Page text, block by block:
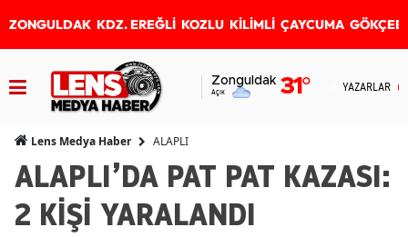
ZONGULDAK KDZ. EREĞLİ KOZLU KİLİMLİ ÇAYCUMA
Zonguldak
Açık 31° YAZARLAR
Lens Medya Haber ALAPLI
ALAPLI’DA PAT PAT KAZASI:
2 KİŞİ YARALANDI